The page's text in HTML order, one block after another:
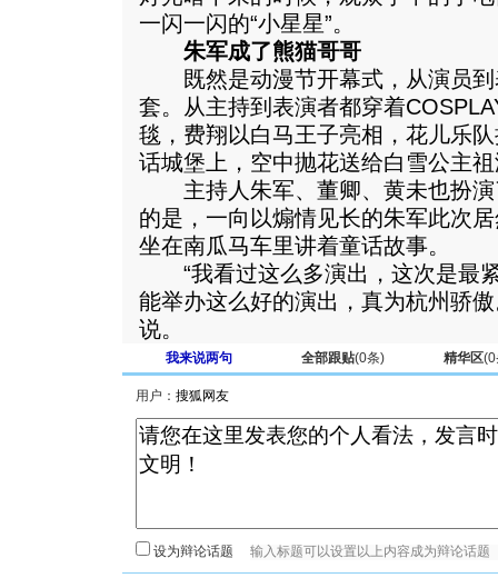
一闪一闪的“小星星”。
朱军成了熊猫哥哥
既然是动漫节开幕式，从演员到
套。从主持到表演者都穿着
毯，费翔以白马王子亮相，花儿乐
话城堡上，空中抛花送给白雪公主
主持人朱军、董卿、黄未也扮演
的是，一向以煽情见长的朱军此次
坐在南瓜马车里讲着童话故事。
“我看过这么多演出，这次是最
能举办这么好的演出，真为杭州骄
说。
我来说两句 全部跟贴(0条) 精华区(0
用户：
设为辩论话题